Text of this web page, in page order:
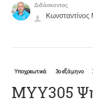
Διδάσκοντας
Κωνσταντίνος
Υποχρεωτικά 3ο εξάμηνο
ΜΥΥ305